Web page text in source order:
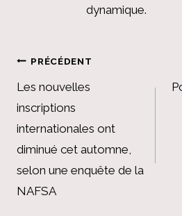
dynamique.
Navigation
de
l’article
PRÉCÉDENT
Les nouvelles
inscriptions
internationales ont
diminué cet automne,
selon une enquête de la
NAFSA